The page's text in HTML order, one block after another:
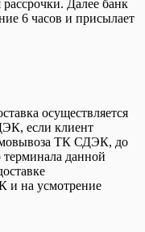
Далее банк
6 часов и присылает
осуществляется
если клиент
ТК СДЭК, до
данной
и на усмотрение